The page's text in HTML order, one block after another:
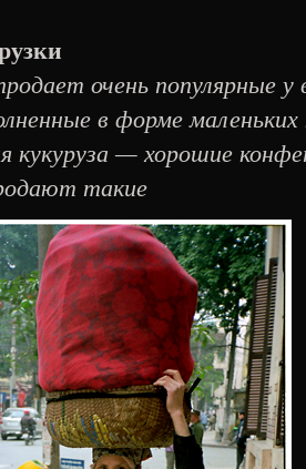
очень популярные
в форме маленьких
кукуруза — хорошие
такие